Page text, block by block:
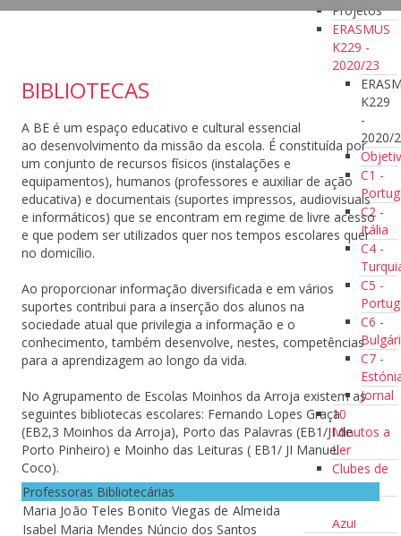
Projetos
ERASMUS
K229 -
2020/23
K229
-
2020/
C1 -
C2 -
Itália
C4 -
C5 -
C6 -
C7 -
Jornal
10
Minutos a
Ler
Clubes de
Leitura
Escola
Azul
BIBLIOTECAS
A BE é um espaço educativo e cultural essencial
ao desenvolvimento da missão da escola. É constituída por
um conjunto de recursos físicos (instalações e
equipamentos), humanos (professores e auxiliar de ação
educativa) e documentais (suportes impressos, audiovisuais
e informáticos) que se encontram em regime de livre acesso
e que podem ser utilizados quer nos tempos escolares quer
no domicílio.
Ao proporcionar informação diversificada e em vários
suportes contribui para a inserção dos alunos na
sociedade atual que privilegia a informação e o
conhecimento, também desenvolve, nestes, competências
para a aprendizagem ao longo da vida.
No Agrupamento de Escolas Moinhos da Arroja existem as
seguintes bibliotecas escolares: Fernando Lopes Graça
(EB2,3 Moinhos da Arroja), Porto das Palavras (EB1/JI de
Porto Pinheiro) e Moinho das Leituras ( EB1/ JI Manuel
Coco).
Professoras Bibliotecárias
Maria João Teles Bonito Viegas de Almeida
Isabel Maria Mendes Núncio dos Santos